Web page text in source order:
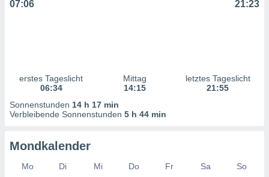
07:06 21:23
erstes Tageslicht
06:34
Mittag
14:15
letztes Tageslicht
21:55
Sonnenstunden 14 h 17 min
Verbleibende Sonnenstunden 5 h 44 min
Mondkalender
Mo Di Mi Do Fr Sa
So